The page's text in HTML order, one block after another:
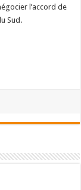
l’accord de
Sud.